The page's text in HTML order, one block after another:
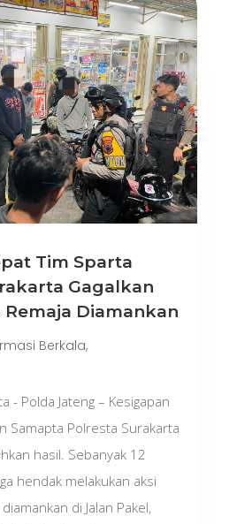
Tim Sparta
Gagalkan
Remaja Diamankan
Berkala,
- Polda Jateng – Kesigapan
Samapta Polresta Surakarta
hasil. Sebanyak 12
hendak melakukan aksi
di Jalan Pakel,